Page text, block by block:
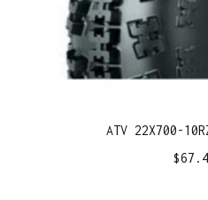
ATV 22X700-
$